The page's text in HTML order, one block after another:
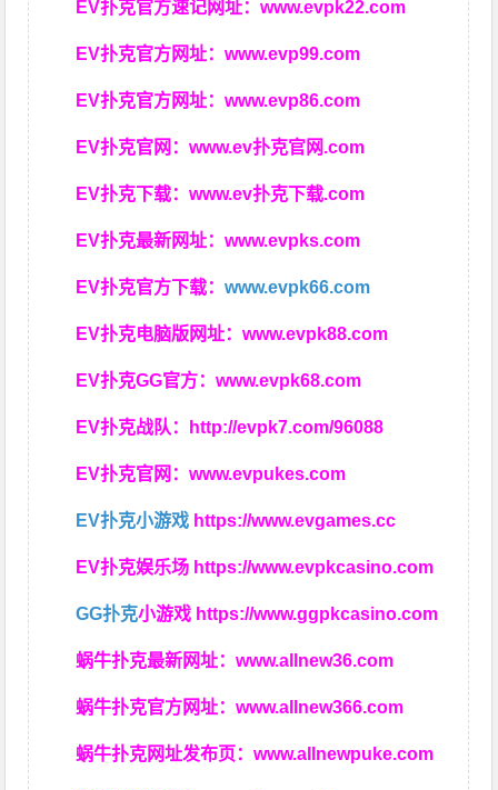
EV扑克官方速记网址：www.evpk22.com
EV扑克官方网址：www.evp99.com
EV扑克官方网址：www.evp86.com
EV扑克官网：www.ev扑克官网.com
EV扑克下载：www.ev扑克下载.com
EV扑克最新网址：www.evpks.com
EV扑克官方下载：www.evpk66.com
EV扑克电脑版网址：www.evpk88.com
EV扑克GG官方：www.evpk68.com
EV扑克战队： http://evpk7.com/96088
EV扑克官网：www.evpukes.com
EV扑克小游戏 https://www.evgames.cc
EV扑克娱乐场 https://www.evpkcasino.com
GG扑克小游戏 https://www.ggpkcasino.com
蜗牛扑克最新网址：www.allnew36.com
蜗牛扑克官方网址：www.allnew366.com
蜗牛扑克网址发布页：www.allnewpuke.com